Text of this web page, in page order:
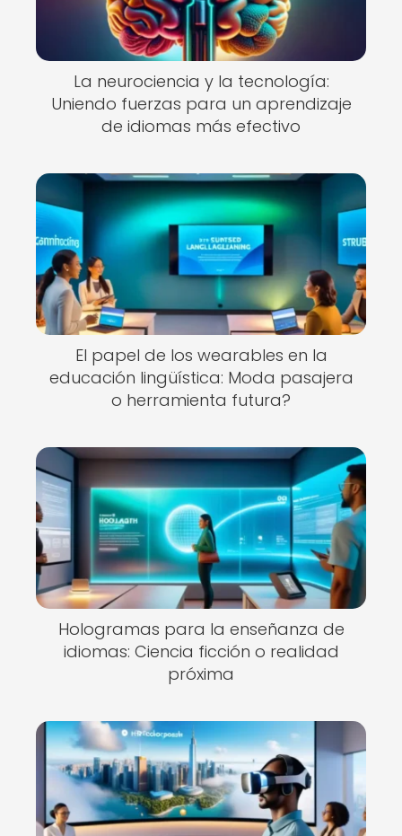
La neurociencia y la tecnología:
Uniendo fuerzas para un aprendizaje
de idiomas más efectivo
El papel de los wearables en la
educación lingüística: Moda pasajera
o herramienta futura?
Hologramas para la enseñanza de
idiomas: Ciencia ficción o realidad
próxima